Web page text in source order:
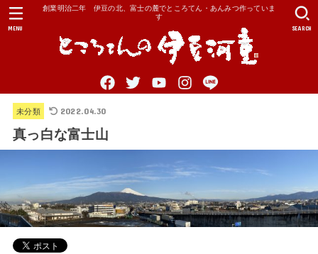
創業明治二年 伊豆の北、富士の麓でところてん・あんみつ作っていま
す
SEARCH
MENU
未分類 2022.04.30
真っ白な富士山